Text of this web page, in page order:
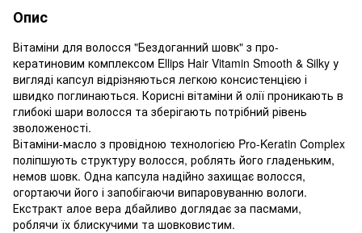
Опис
Вітаміни для волосся "Бездоганний шовк" з про-
кератиновим комплексом Ellips Hair Vitamin Smooth & Silky у
вигляді капсул відрізняються легкою консистенцією і
швидко поглинаються. Корисні вітаміни й олії проникають в
глибокі шари волосся та зберігають потрібний рівень
зволоженості.
Вітаміни-масло з провідною технологією Pro-Keratin Complex
поліпшують структуру волосся, роблять його гладеньким,
немов шовк. Одна капсула надійно захищає волосся,
огортаючи його і запобігаючи випаровуванню вологи.
Екстракт алое вера дбайливо доглядає за пасмами,
роблячи їх блискучими та шовковистим.